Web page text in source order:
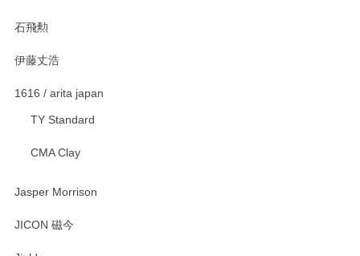
石飛勲
伊藤丈浩
1616 / arita japan
TY Standard
CMA Clay
Jasper Morrison
JICON 磁今